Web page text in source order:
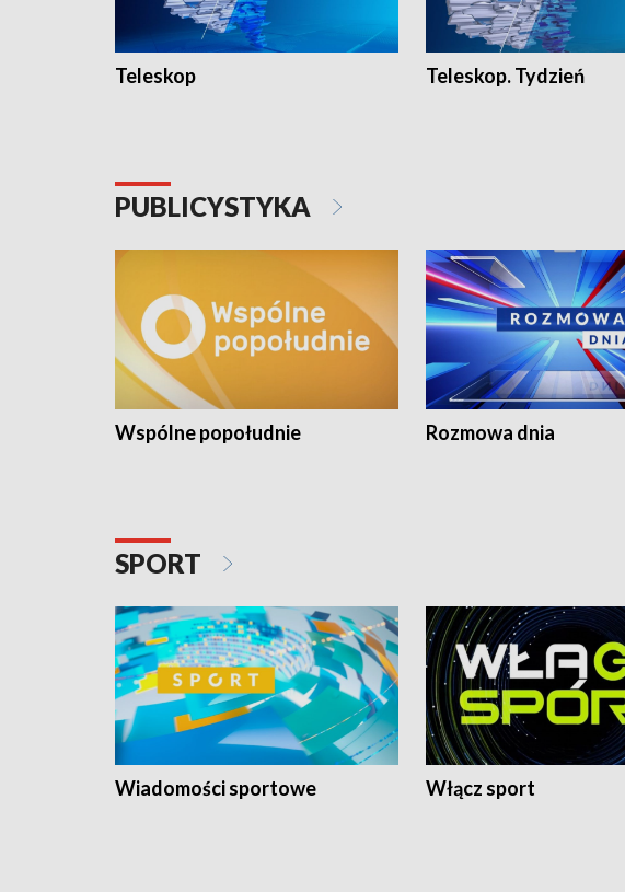
Teleskop Teleskop. Tydzień
PUBLICYSTYKA
Wspólne popołudnie Rozmowa dnia
SPORT
Wiadomości sportowe Włącz sport